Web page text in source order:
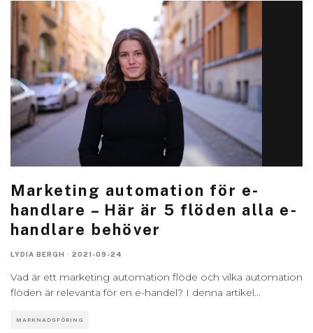
Marketing automation för e-
handlare – Här är 5 flöden alla e-
handlare behöver
LYDIA BERGH · 2021-09-24
Vad är ett marketing automation flöde och vilka automation
flöden är relevanta för en e-handel? I denna artikel...
MARKNADSFÖRING